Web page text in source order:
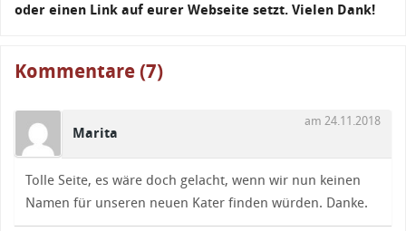
oder einen Link auf eurer Webseite setzt. Vielen Dank!
Kommentare (7)
Marita
am 24.11.2018
Tolle Seite, es wäre doch gelacht, wenn wir nun keinen
Namen für unseren neuen Kater finden würden. Danke.